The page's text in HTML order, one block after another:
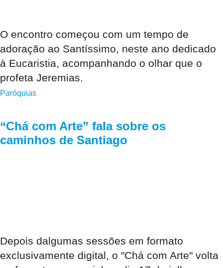
O encontro começou com um tempo de
adoração ao Santíssimo, neste ano dedicado
à Eucaristia, acompanhando o olhar que o
profeta Jeremias.
Paróquias
“Chá com Arte” fala sobre os
caminhos de Santiago
Depois dalgumas sessões em formato
exclusivamente digital, o "Chá com Arte" volta